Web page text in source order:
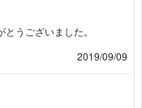
うございました。
2019/09/09